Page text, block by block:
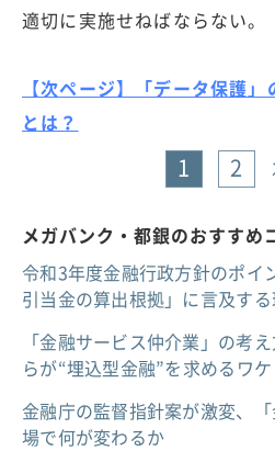
適切に実施せねばならない。
【次ページ】「データ保護
とは？
1 2
メガバンク・都銀のおすすめ
令和3年度金融行政方針のポイ
引当金の算出根拠」に言及す
「金融サービス仲介業」の考
らが“埋込型金融”を求めるワケ
金融庁の監督指針案が激変、
場で何が変わるか